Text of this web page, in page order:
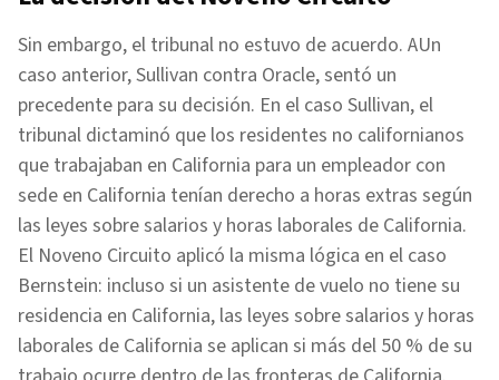
Sin embargo, el tribunal no estuvo de acuerdo. AUn
caso anterior, Sullivan contra Oracle, sentó un
precedente para su decisión. En el caso Sullivan, el
tribunal dictaminó que los residentes no californianos
que trabajaban en California para un empleador con
sede en California tenían derecho a horas extras según
las leyes sobre salarios y horas laborales de California.
El Noveno Circuito aplicó la misma lógica en el caso
Bernstein: incluso si un asistente de vuelo no tiene su
residencia en California, las leyes sobre salarios y horas
laborales de California se aplican si más del 50 % de su